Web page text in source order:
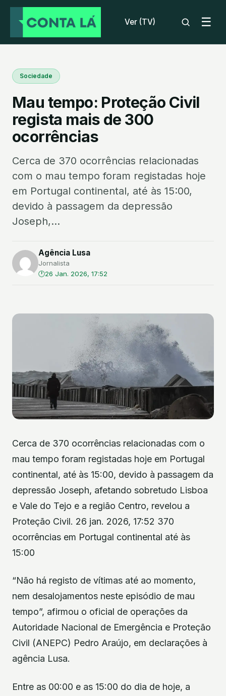
Ver (TV) ☰
Sociedade
Mau tempo: Proteção Civil
regista mais de 300
ocorrências
Cerca de 370 ocorrências relacionadas
com o mau tempo foram registadas hoje
em Portugal continental, até às 15:00,
devido à passagem da depressão
Joseph,...
Agência Lusa
Jornalista
26 Jan. 2026, 17:52
Cerca de 370 ocorrências relacionadas com o
mau tempo foram registadas hoje em Portugal
continental, até às 15:00, devido à passagem da
depressão Joseph, afetando sobretudo Lisboa
e Vale do Tejo e a região Centro, revelou a
Proteção Civil. 26 jan. 2026, 17:52 370
ocorrências em Portugal continental até às
15:00
“Não há registo de vítimas até ao momento,
nem desalojamentos neste episódio de mau
tempo”, afirmou o oficial de operações da
Autoridade Nacional de Emergência e Proteção
Civil (ANEPC) Pedro Araújo, em declarações à
agência Lusa.
Entre as 00:00 e as 15:00 do dia de hoje, a